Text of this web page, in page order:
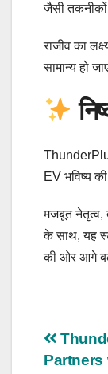
जैसी तकनीकों
राजीव का
सामान्य हो
EV भविष्य
मजबूत नेतृत्व,
के साथ, यह
की ओर आगे
Post
Partners